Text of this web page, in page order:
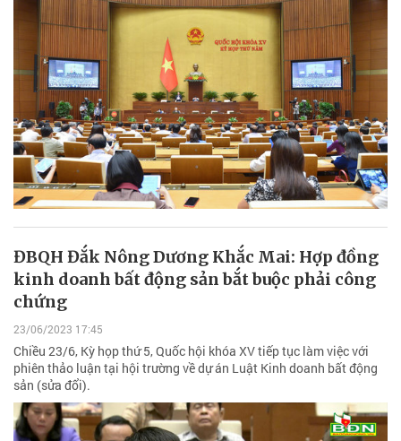
ĐBQH Đắk Nông Dương Khắc Mai: Hợp đồng
kinh doanh bất động sản bắt buộc phải công
chứng
23/06/2023 17:45
Chiều 23/6, Kỳ họp thứ 5, Quốc hội khóa XV tiếp tục làm việc với
phiên thảo luận tại hội trường về dự án Luật Kinh doanh bất động
sản (sửa đổi).